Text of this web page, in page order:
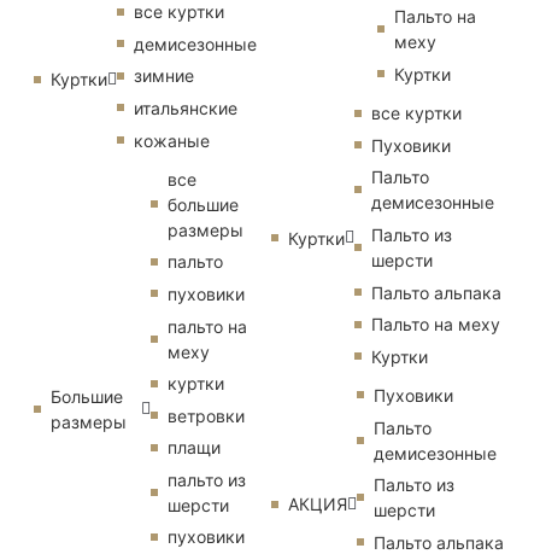
Куртки
все куртки
демисезонные
зимние
итальянские
кожаные
Большие
размеры
все
большие
размеры
пальто
пуховики
пальто на
меху
куртки
ветровки
плащи
пальто из
шерсти
пуховики
Пальто на
меху
Куртки
Куртки
все куртки
Пуховики
Пальто
демисезонные
Пальто из
шерсти
Пальто альпака
Пальто на меху
Куртки
АКЦИЯ
Пуховики
Пальто
демисезонные
Пальто из
шерсти
Пальто альпака